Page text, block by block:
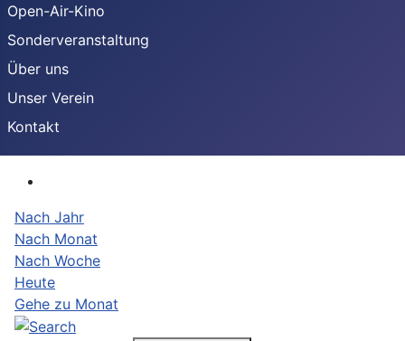
Open-Air-Kino
Sonderveranstaltung
Über uns
Unser Verein
Kontakt
Nach Jahr
Nach Monat
Nach Woche
Heute
Gehe zu Monat